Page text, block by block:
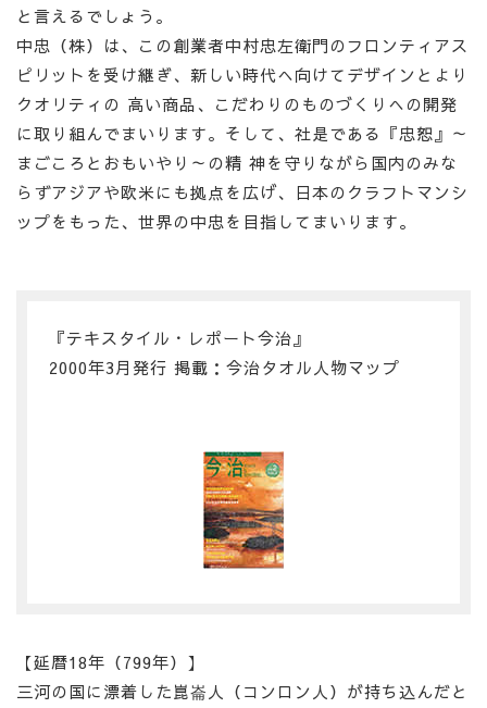
と言えるでしょう。
中忠（株）は、この創業者中村忠左衛門のフロンティアス
ピリットを受け継ぎ、新しい時代へ向けてデザインとより
クオリティの 高い商品、こだわりのものづくりへの開発
に取り組んでまいります。そして、社是である『忠恕』～
まごころとおもいやり～の精 神を守りながら国内のみな
らずアジアや欧米にも拠点を広げ、日本のクラフトマンシ
ップをもった、世界の中忠を目指してまいります。
『テキスタイル・レポート今治』
2000年3月発行 掲載：今治タオル人物マップ
【延暦18年（799年）】
三河の国に漂着した崑崙人（コンロン人）が持ち込んだと